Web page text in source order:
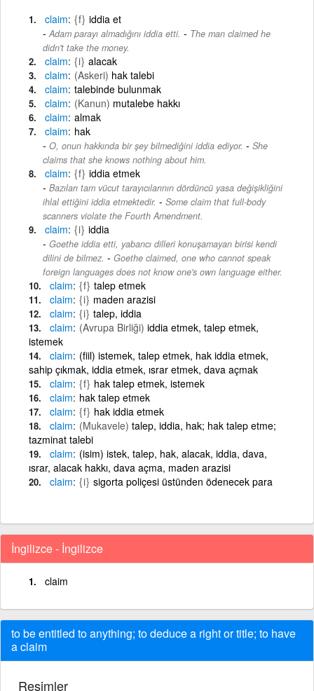
claim {f} iddia et
Adam parayı almadığını iddia etti. - The man claimed he
didn't take the money.
claim {i} alacak
claim (Askeri) hak talebi
claim talebinde bulunmak
claim (Kanun) mutalebe hakkı
claim almak
claim hak
O, onun hakkında bir şey bilmediğini iddia ediyor. - She
claims that she knows nothing about him.
claim {f} iddia etmek
Bazıları tam vücut tarayıcılarının dördüncü yasa değişikliğini
ihlal ettiğini iddia etmektedir. - Some claim that full-body
scanners violate the Fourth Amendment.
claim {i} iddia
Goethe iddia etti, yabancı dilleri konuşamayan birisi kendi
dilini de bilmez. - Goethe claimed, one who cannot speak
foreign languages does not know one's own language either.
claim {f} talep etmek
claim {i} maden arazisi
claim {i} talep, iddia
claim (Avrupa Birliği) iddia etmek, talep etmek,
istemek
claim (fiil) istemek, talep etmek, hak iddia etmek,
sahip çıkmak, iddia etmek, ısrar etmek, dava açmak
claim {f} hak talep etmek, istemek
claim hak talep etmek
claim {f} hak iddia etmek
claim (Mukavele) talep, iddia, hak; hak talep etme;
tazminat talebi
claim (isim) istek, talep, hak, alacak, iddia, dava,
ısrar, alacak hakkı, dava açma, maden arazisi
claim {i} sigorta poliçesi üstünden ödenecek para
İngilizce - İngilizce
claim
to be entitled to anything; to deduce a right or title; to have
a claim
Resimler